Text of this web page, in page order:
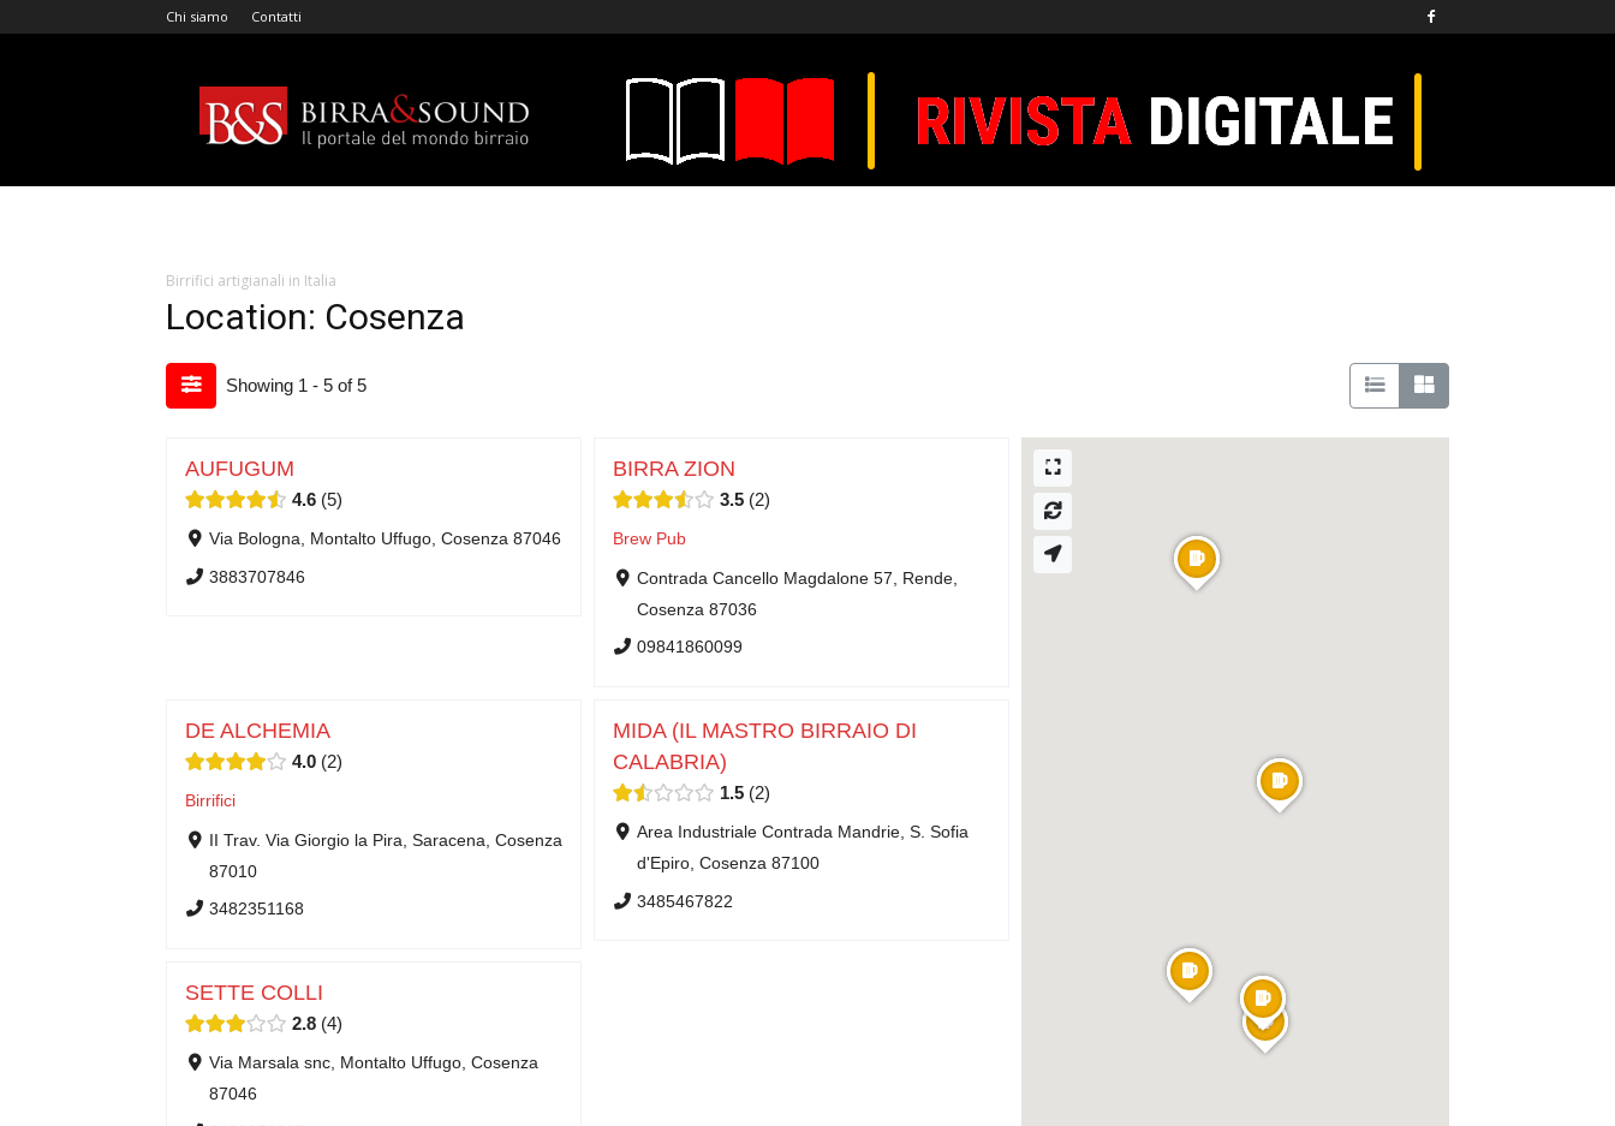
Chi siamo Contatti
&
Sound
Birrifici artigianali in Italia
Location: Cosenza
Showing 1 - 5 of 5
AUFUGUM
4.6 5
Via Bologna, Montalto Uffugo, Cosenza 87046
3883707846
BIRRA ZION
3.5 2
Brew Pub
Contrada Cancello Magdalone 57, Rende,
Cosenza 87036
09841860099
DE ALCHEMIA
4.0 2
Birrifici
II Trav. Via Giorgio la Pira, Saracena, Cosenza
87010
3482351168
MIDA (IL MASTRO BIRRAIO DI
CALABRIA)
1.5 2
Area Industriale Contrada Mandrie, S. Sofia
d'Epiro, Cosenza 87100
3485467822
SETTE COLLI
2.8 4
Via Marsala snc, Montalto Uffugo, Cosenza
87046